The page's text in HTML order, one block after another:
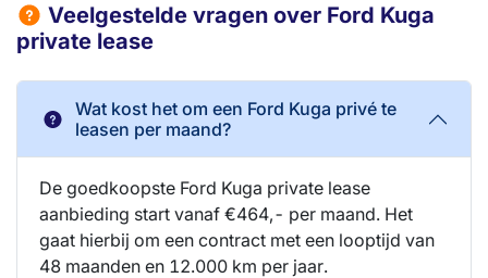
Veelgestelde vragen over Ford Kuga
private lease
Wat kost het om een Ford Kuga privé te
leasen per maand?
De goedkoopste Ford Kuga private lease
aanbieding start vanaf €464,- per maand. Het
gaat hierbij om een contract met een looptijd van
48 maanden en 12.000 km per jaar.